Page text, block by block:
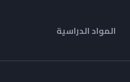
المواد الدراسية